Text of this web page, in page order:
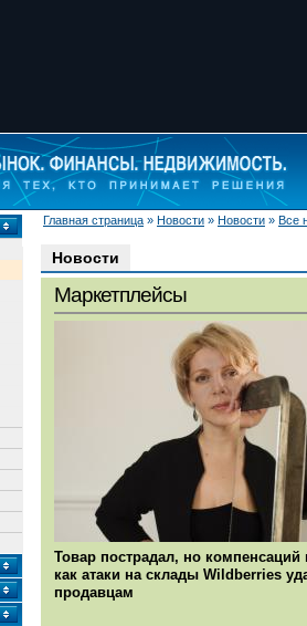
Главная страница » Новости » Новости » Все
Новости
Маркетплейсы
Товар пострадал, но компенсаций
как атаки на склады Wildberries
продавцам